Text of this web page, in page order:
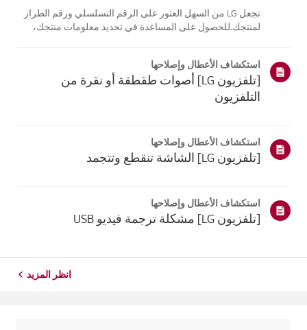
تجعل LG من السهل العثور على الرقم التسلسلي ورقم الطراز
لمنتجك.للحصول على المساعدة في تحديد معلومات منتجك،
الخلفي من الوحدة ...
استكشاف الأعطال وإصلاحها
[تلفزيون LG] أصوات طقطقة أو نقرة من
التلفزيون
استكشاف الأعطال وإصلاحها
[تلفزيون LG] الشاشة تنقطع وتتجمد
استكشاف الأعطال وإصلاحها
[تلفزيون LG] مشكلة ترجمة فيديو USB
انظر المزيد